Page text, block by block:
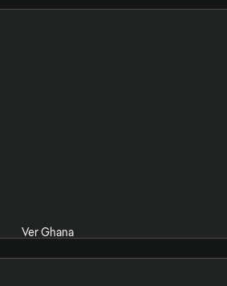
Ver Ghana